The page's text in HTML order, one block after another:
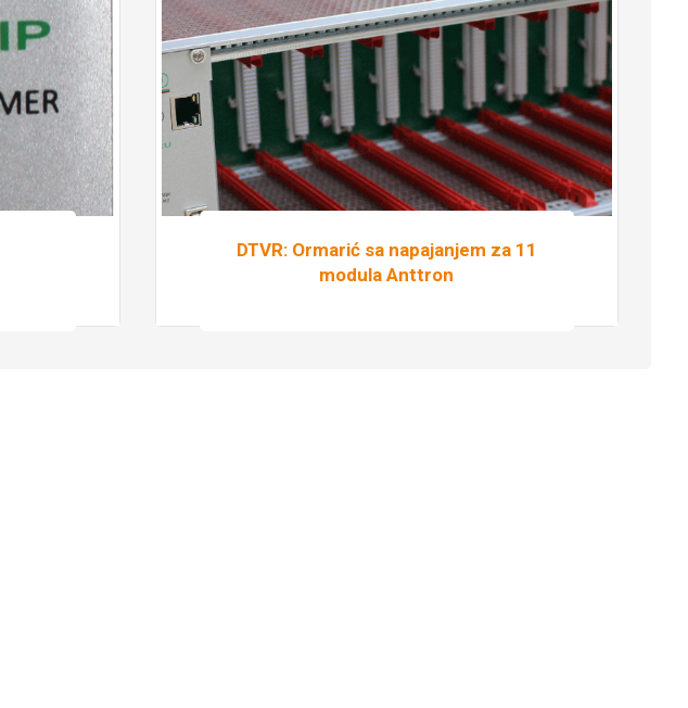
DTVR: Ormarić sa napajanjem za 11
modula Anttron